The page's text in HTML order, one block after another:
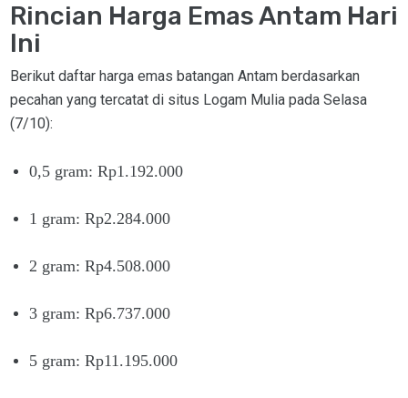
Rincian Harga Emas Antam Hari
Ini
Berikut daftar harga emas batangan Antam berdasarkan
pecahan yang tercatat di situs Logam Mulia pada Selasa
(7/10):
0,5 gram: Rp1.192.000
1 gram: Rp2.284.000
2 gram: Rp4.508.000
3 gram: Rp6.737.000
5 gram: Rp11.195.000